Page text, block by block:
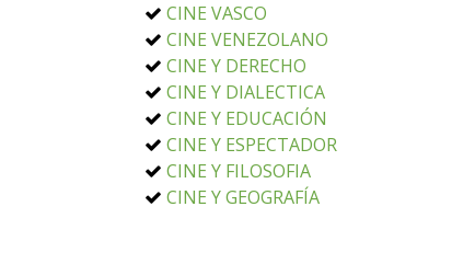
CINE VASCO
CINE VENEZOLANO
CINE Y DERECHO
CINE Y DIALECTICA
CINE Y EDUCACIÓN
CINE Y ESPECTADOR
CINE Y FILOSOFIA
CINE Y GEOGRAFÍA